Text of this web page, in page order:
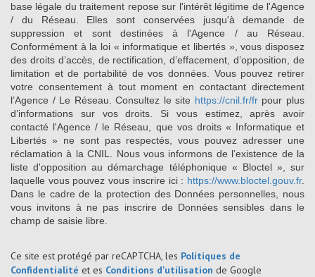
base légale du traitement repose sur l'intérêt légitime de l'Agence
/ du Réseau. Elles sont conservées jusqu'à demande de
suppression et sont destinées à l'Agence / au Réseau.
Conformément à la loi « informatique et libertés », vous disposez
des droits d’accès, de rectification, d’effacement, d’opposition, de
limitation et de portabilité de vos données. Vous pouvez retirer
votre consentement à tout moment en contactant directement
l’Agence / Le Réseau. Consultez le site https://cnil.fr/frpour plus
d’informations sur vos droits. Si vous estimez, après avoir
contacté l'Agence / le Réseau, que vos droits « Informatique et
Libertés » ne sont pas respectés, vous pouvez adresser une
réclamation à la CNIL. Nous vous informons de l’existence de la
liste d'opposition au démarchage téléphonique « Bloctel », sur
laquelle vous pouvez vous inscrire ici : https://www.bloctel.gouv.fr.
Dans le cadre de la protection des Données personnelles, nous
vous invitons à ne pas inscrire de Données sensibles dans le
champ de saisie libre.
Ce site est protégé par reCAPTCHA, les Politiques de
Confidentialité et es Conditions d'utilisation de Google